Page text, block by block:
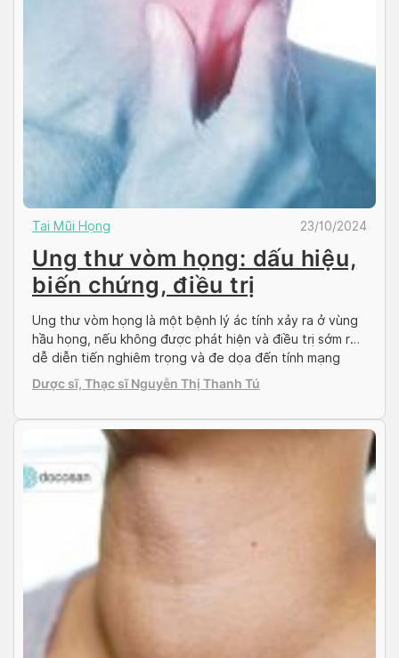
Tai Mũi Họng 23/10/2024
Ung thư vòm họng: dấu hiệu,
biến chứng, điều trị
Ung thư vòm họng là một bệnh lý ác tính xảy ra ở vùng
hầu họng, nếu không được phát hiện và điều trị sớm rất
dễ diễn tiến nghiêm trọng và đe dọa đến tính mạng
bệnh nhân. Vậy những biểu hiện ung thư vòm họng là
gì? Dấu hiệu ung thư vòm họng […]
Dược sĩ, Thạc sĩ Nguyễn Thị Thanh Tú